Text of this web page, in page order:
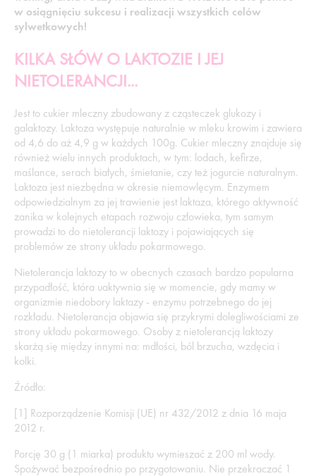
w osiągnięciu sukcesu i realizacji wszystkich celów
sylwetkowych!
KILKA SŁÓW O LAKTOZIE I JEJ
NIETOLERANCJI...
Jest to cukier mleczny zbudowany z cząsteczek glukozy i
galaktozy. Laktoza występuje naturalnie w mleku krowim i zawiera
od 4,6 do aż 4,9 g w każdych 100g. Cukier mleczny znajduje się
również wielu innych produktach, w tym: lodach, kefirze,
maślance, serach białych, śmietanie, czy też jogurcie naturalnym.
Laktoza jest niezbędna w okresie niemowlęcym. Enzymem
odpowiedzialnym za jej trawienie jest laktaza, którego aktywność
zanika w kolejnych etapach rozwoju człowieka, tym samym
prowadzi to do nietolerancji laktozy i pojawiających się
problemów ze strony układu pokarmowego.
Nietolerancja laktozy to w obecnych czasach bardzo popularna
przypadłość, która uaktywnia się w momencie, gdy mamy w
organizmie niedobory laktazy - enzymu potrzebnego do jej
rozkładu. Nietolerancja objawia się przykrymi dolegliwościami ze
strony układu pokarmowego. Osoby z nietolerancją laktozy
skarżą się między innymi na: mdłości, ból brzucha, wzdęcia i
kolki.
Źródło:
[1] Rozporządzenie Komisji (UE) nr 432/2012 z dnia 16 maja
2012 r.
Porcję 30 g (1 miarka) produktu wymieszać z 200 ml wody.
Spożywać bezpośrednio po przygotowaniu. Nie przekraczać 1